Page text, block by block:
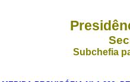
Subchefia